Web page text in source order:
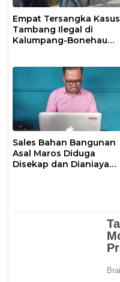
Empat Tersangka Kasus
Tambang Ilegal di
Kalumpang-Bonehau
Sales Bahan Bangunan
Asal Maros Diduga
Disekap dan Dianiaya